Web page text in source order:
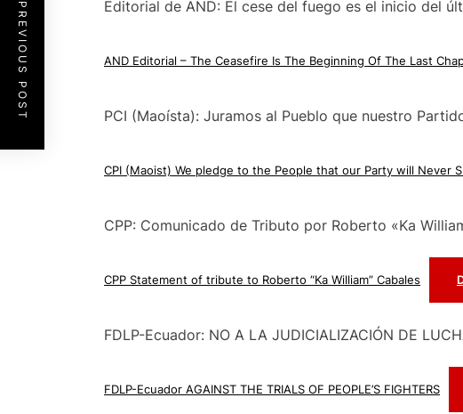
Editorial de AND: El cese del fuego es el inicio del
AND Editorial – The Ceasefire Is The Beginning Of The Last
PCI (Maoísta): Juramos al Pueblo que nuestro
CPI (Maoist) We pledge to the People that our Party will Never
CPP: Comunicado de Tributo por Roberto «Ka
CPP Statement of tribute to Roberto “Ka William” Cabales
FDLP-Ecuador: NO A LA JUDICIALIZACIÓN DE
FDLP-Ecuador AGAINST THE TRIALS OF PEOPLE’S FIGHTERS
PREVIOUS POST